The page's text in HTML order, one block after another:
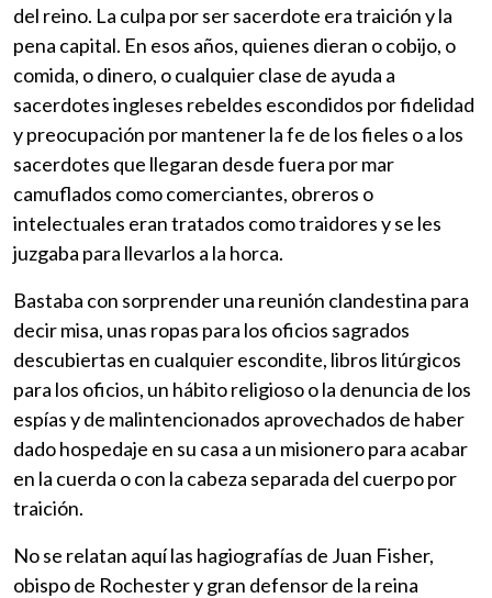
del reino. La culpa por ser sacerdote era traición y la
pena capital. En esos años, quienes dieran o cobijo, o
comida, o dinero, o cualquier clase de ayuda a
sacerdotes ingleses rebeldes escondidos por fidelidad
y preocupación por mantener la fe de los fieles o a los
sacerdotes que llegaran desde fuera por mar
camuflados como comerciantes, obreros o
intelectuales eran tratados como traidores y se les
juzgaba para llevarlos a la horca.
Bastaba con sorprender una reunión clandestina para
decir misa, unas ropas para los oficios sagrados
descubiertas en cualquier escondite, libros litúrgicos
para los oficios, un hábito religioso o la denuncia de los
espías y de malintencionados aprovechados de haber
dado hospedaje en su casa a un misionero para acabar
en la cuerda o con la cabeza separada del cuerpo por
traición.
No se relatan aquí las hagiografías de Juan Fisher,
obispo de Rochester y gran defensor de la reina